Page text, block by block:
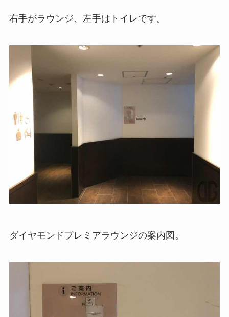
右手がラウンジ、左手はトイレです。
ダイヤモンドプレミアラウンジの案内図。